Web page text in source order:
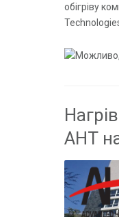
обігріву
АНТ